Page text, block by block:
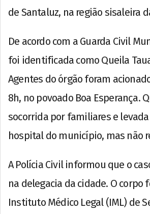
de Santaluz, na região sisaleira
De acordo com a Guarda Civil
foi identificada como Queila
Agentes do órgão foram
8h, no povoado Boa Esperança.
socorrida por familiares e
hospital do município, mas não
A Polícia Civil informou que o
na delegacia da cidade. O corpo
Instituto Médico Legal (IML) de